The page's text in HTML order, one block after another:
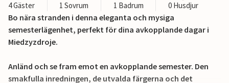
4 Gäster 1 Sovrum 1 Badrum 0 Husdjur
Bo nära stranden i denna eleganta och mysiga
semesterlägenhet, perfekt för dina avkopplande dagar i
Miedzyzdroje.
Anländ och se fram emot en avkopplande semester. Den
smakfulla inredningen, de utvalda färgerna och det